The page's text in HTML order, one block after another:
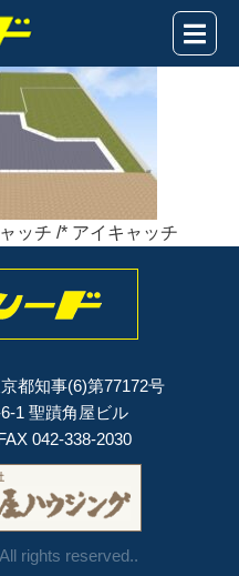
02月14日
ッチ /* アイキャッチ
都知事(6)第77172号
1 聖蹟角屋ビル
042-338-2030
rights reserved..